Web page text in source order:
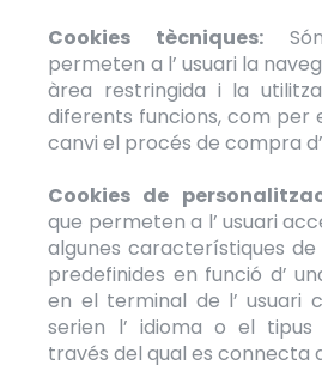
Cookies tècniques:Són
permeten a l’ usuari la
àrea restringida i la
diferents funcions, com per
canvi el procés de compra
Cookies de
que permeten a l’ usuari
algunes característiques
predefinides en funció d’
en el terminal de l’ usuari
serien l’ idioma o el
través del qual es connecta